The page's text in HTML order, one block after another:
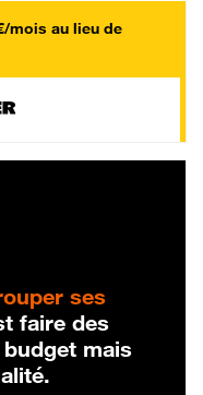
mois au lieu de
ses
faire des
mais